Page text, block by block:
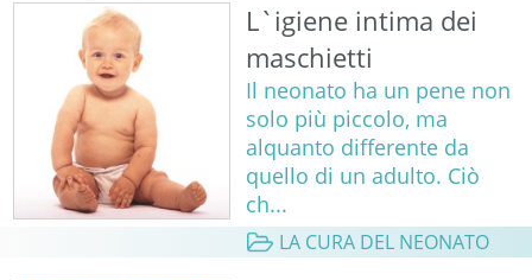
L`igiene intima dei
maschietti
Il neonato ha un pene non
solo più piccolo, ma
alquanto differente da
quello di un adulto. Ciò
ch...
LA CURA DEL NEONATO